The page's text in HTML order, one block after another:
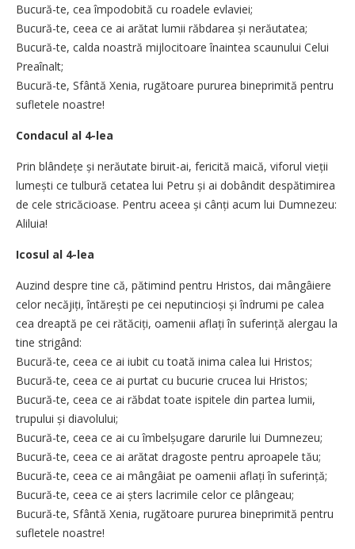
Bucură-te, cea împodobită cu roadele evlaviei;
Bucură-te, ceea ce ai arătat lumii răbdarea și nerăutatea;
Bucură-te, calda noastră mijlocitoare înaintea scaunului Celui
Preaînalt;
Bucură-te, Sfântă Xenia, rugătoare pururea bineprimită pentru
sufletele noastre!
Condacul al 4-lea
Prin blândețe și nerăutate biruit-ai, fericită maică, viforul vieții
lumești ce tulbură cetatea lui Petru și ai dobândit despătimirea
de cele stricăcioase. Pentru aceea și cânți acum lui Dumnezeu:
Aliluia!
Icosul al 4-lea
Auzind despre tine că, pătimind pentru Hristos, dai mângâiere
celor necăjiți, întărești pe cei neputincioși și îndrumi pe calea
cea dreaptă pe cei rătăciți, oamenii aflați în suferință alergau la
tine strigând:
Bucură-te, ceea ce ai iubit cu toată inima calea lui Hristos;
Bucură-te, ceea ce ai purtat cu bucurie crucea lui Hristos;
Bucură-te, ceea ce ai răbdat toate ispitele din partea lumii,
trupului și diavolului;
Bucură-te, ceea ce ai cu îmbelșugare darurile lui Dumnezeu;
Bucură-te, ceea ce ai arătat dragoste pentru aproapele tău;
Bucură-te, ceea ce ai mângâiat pe oamenii aflați în suferință;
Bucură-te, ceea ce ai șters lacrimile celor ce plângeau;
Bucură-te, Sfântă Xenia, rugătoare pururea bineprimită pentru
sufletele noastre!